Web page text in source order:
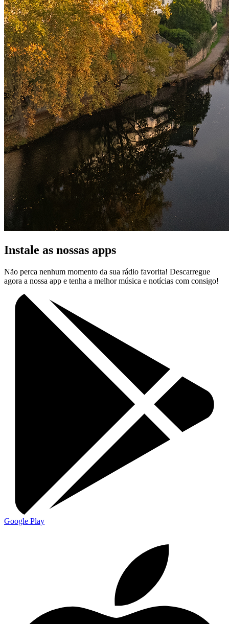
Instale as nossas apps
Não perca nenhum momento da sua rádio favorita! Descarregue
agora a nossa app e tenha a melhor música e notícias com consigo!
Google Play